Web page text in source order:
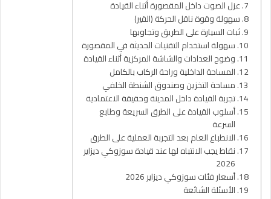
عزل الصوت داخل المقصورة أثناء القيادة
سهولة وقوة ناقل الحركة (القير)
ثبات السيارة على الطريق وتجاوبها
سهولة استخدام التقنيات الحديثة في المقصورة
وضوح العدادات والشاشة المركزية أثناء القيادة
المساحة الداخلية وراحة الركاب بالكامل
مساحة التخزين وصندوق الشنطة الخلفي
تجربة القيادة داخل المدينة وحقيقة الاعتمادية
أسلوب القيادة على الطرق السريعة وطابع
السرعة
الانطباع العام بعد التجربة العملية على الطرق
نقاط يجب الانتباه لها عند قيادة سوزوكي ديزاير
2026
أسعار فئات سوزوكي ديزاير 2026
الأسئلة الشائعة